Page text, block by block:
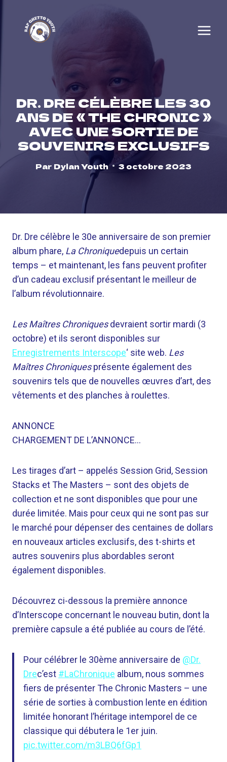
content
DR. DRE CÉLÈBRE LES 30
ANS DE « THE CHRONIC »
AVEC UNE SORTIE DE
SOUVENIRS EXCLUSIFS
Par Dylan Youth 3 octobre 2023
Dr. Dre célèbre le 30e anniversaire de son premier
album phare, La Chroniquedepuis un certain
temps – et maintenant, les fans peuvent profiter
d’un cadeau exclusif présentant le meilleur de
l’album révolutionnaire.
Les Maîtres Chroniquesdevraient sortir mardi (3
octobre) et ils seront disponibles sur
Enregistrements Interscope‘ site web. Les
Maîtres Chroniquesprésente également des
souvenirs tels que de nouvelles œuvres d’art, des
vêtements et des planches à roulettes.
ANNONCE
CHARGEMENT DE L’ANNONCE…
Les tirages d’art – appelés Session Grid, Session
Stacks et The Masters – sont des objets de
collection et ne sont disponibles que pour une
durée limitée. Mais pour ceux qui ne sont pas sur
le marché pour dépenser des centaines de dollars
en nouveaux articles exclusifs, des t-shirts et
autres souvenirs plus abordables seront
également disponibles.
Découvrez ci-dessous la première annonce
d’Interscope concernant le nouveau butin, dont la
première capsule a été publiée au cours de l’été.
Pour célébrer le 30ème anniversaire de @Dr.
Drec’est #LaChronique album, nous sommes
fiers de présenter The Chronic Masters – une
série de sorties à combustion lente en édition
limitée honorant l’héritage intemporel de ce
classique qui débutera le 1er juin.
pic.twitter.com/m3LBQ6fGp1